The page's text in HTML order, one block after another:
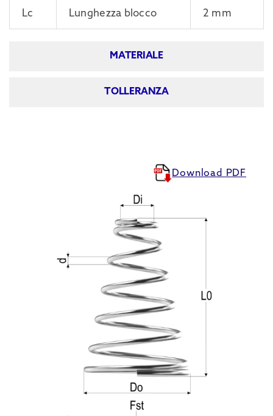
Lc Lunghezza blocco 2 mm
MATERIALE
TOLLERANZA
Download PDF